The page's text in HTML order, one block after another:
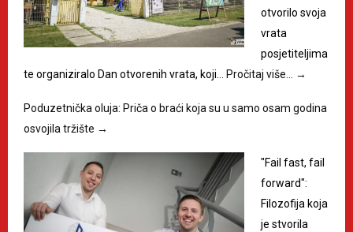
otvorilo svoja
vrata
posjetiteljima
te organiziralo Dan otvorenih vrata, koji… Pročitaj više… →
Poduzetnička oluja: Priča o braći koja su u samo osam godina
osvojila tržište →
"Fail fast, fail
forward":
Filozofija koja
je stvorila